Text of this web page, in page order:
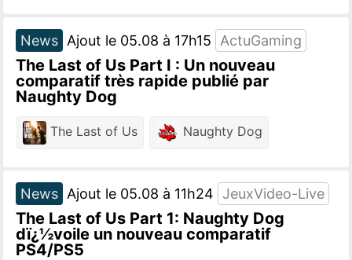
News Ajout le 05.08 à 17h15 ActuGaming
The Last of Us Part I : Un nouveau
comparatif très rapide publié par
Naughty Dog
The Last of Us Naughty Dog
News Ajout le 05.08 à 11h24 JeuxVideo-Live
The Last of Us Part 1: Naughty Dog
dï¿½voile un nouveau comparatif
PS4/PS5